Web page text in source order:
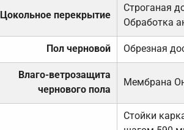
Цокольное перекрытие
Строганая
Обработка
Пол черновой Обрезная
Влаго-ветрозащита
чернового пола
Мембрана
Стойки